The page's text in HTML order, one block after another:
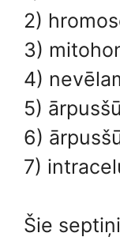
2)
3)
4)
5)
6)
7)
Šie